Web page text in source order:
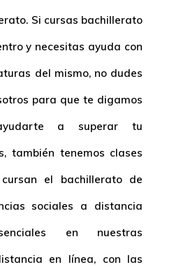
Si cursas bachillerato
y necesitas ayuda con
del mismo, no dudes
para que te digamos
a superar tu
también tenemos clases
el bachillerato de
sociales a distancia
en nuestras
en línea, con las